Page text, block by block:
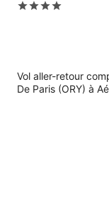
Hotel
4
Vol aller-retour
De Paris (ORY) à